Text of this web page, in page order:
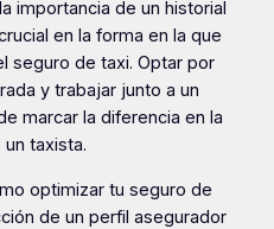
importancia de un historial
en la forma en la que
seguro de taxi. Optar por
y trabajar junto a un
marcar la diferencia en la
taxista.
optimizar tu seguro de
de un perfil asegurador